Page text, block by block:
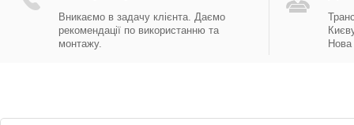
Вникаємо в задачу клієнта. Даємо
рекомендації по використанню та
монтажу.